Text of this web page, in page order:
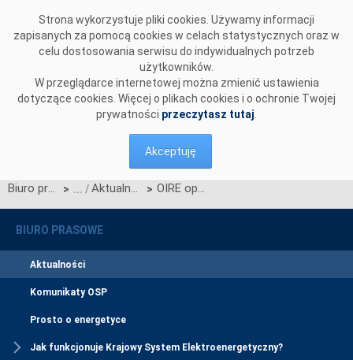
Strona wykorzystuje pliki cookies. Używamy informacji
zapisanych za pomocą cookies w celach statystycznych oraz w
celu dostosowania serwisu do indywidualnych potrzeb
użytkowników.
W przeglądarce internetowej można zmienić ustawienia
dotyczące cookies. Więcej o plikach cookies i o ochronie Twojej
prywatności przeczytasz tutaj
Akceptuję
Biuro prasowe > Aktualności > OIRE opublikował ważne materiały dotyczące Procesu Migracji Danych
BIURO PRASOWE
Aktualności
Komunikaty OSP
Prosto o energetyce
Jak funkcjonuje Krajowy System Elektroenergetyczny?